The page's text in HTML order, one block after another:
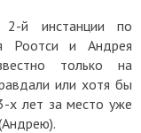
й инстанции по
Роотси и Андрея
только на
или хотя бы
х лет за место уже